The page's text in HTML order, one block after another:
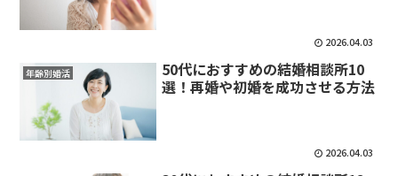
2026.04.03
年齢別婚活
50代におすすめの結婚相談所10
選！再婚や初婚を成功させる方法
2026.04.03